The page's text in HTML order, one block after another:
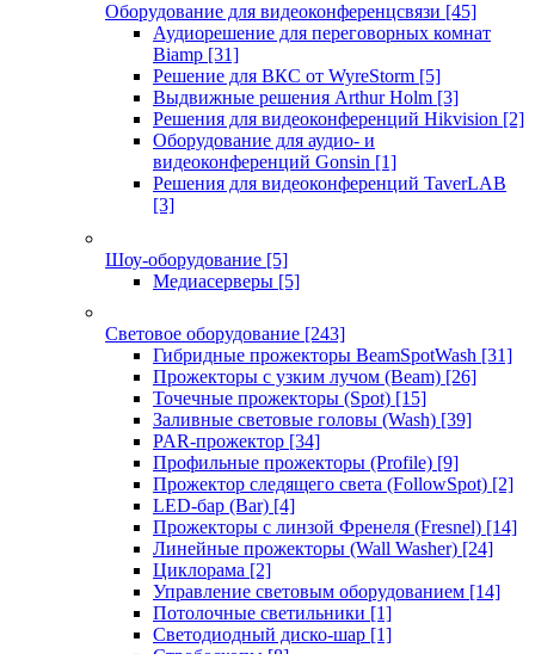
Оборудование для видеоконференцсвязи [45]
Аудиорешение для переговорных комнат
Biamp [31]
Решение для ВКС от WyreStorm [5]
Выдвижные решения Arthur Holm [3]
Решения для видеоконференций Hikvision [2]
Оборудование для аудио- и
видеоконференций Gonsin [1]
Решения для видеоконференций TaverLAB
[3]
Шоу-оборудование [5]
Медиасерверы [5]
Световое оборудование [243]
Гибридные прожекторы BeamSpotWash [31]
Прожекторы с узким лучом (Beam) [26]
Точечные прожекторы (Spot) [15]
Заливные световые головы (Wash) [39]
PAR-прожектор [34]
Профильные прожекторы (Profile) [9]
Прожектор следящего света (FollowSpot) [2]
LED-бар (Bar) [4]
Прожекторы с линзой Френеля (Fresnel) [14]
Линейные прожекторы (Wall Washer) [24]
Циклорама [2]
Управление световым оборудованием [14]
Потолочные светильники [1]
Светодиодный диско-шар [1]